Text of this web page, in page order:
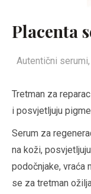
Placenta
Autentični
Tretman za
i posvjetljuju
Serum za
na koži,
podočnjake, vraća
se za tretman